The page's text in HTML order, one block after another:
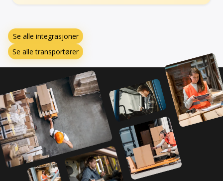
Se alle integrasjoner
Se alle transportører